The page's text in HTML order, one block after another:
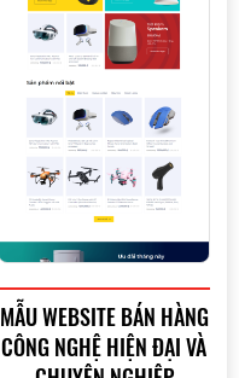
MẪU WEBSITE BÁN HÀNG
CÔNG NGHỆ HIỆN ĐẠI VÀ